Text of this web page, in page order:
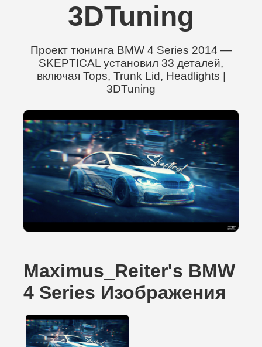
3DTuning
Проект тюнинга BMW 4 Series 2014 —
SKEPTICAL установил 33 деталей,
включая Tops, Trunk Lid, Headlights |
3DTuning
Maximus_Reiter's BMW
4 Series Изображения